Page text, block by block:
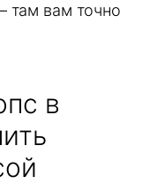
там вам точно
в